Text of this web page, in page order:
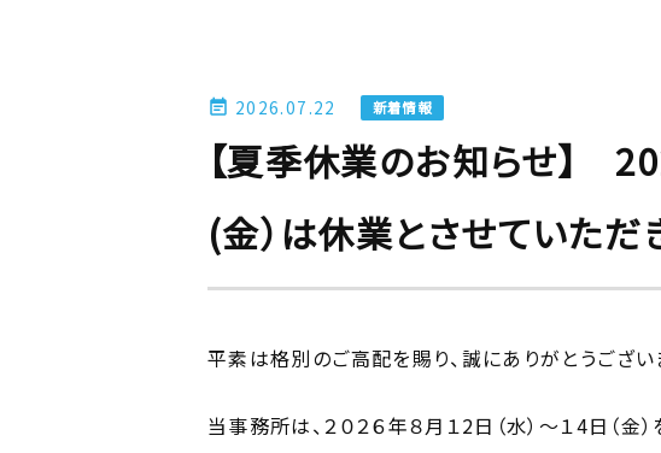
event_note 2026.07.22 新着情報
【夏季休業のお知らせ】
(金）は休業とさせていただ
平素は格別のご高配を賜り、誠にありがとうござい
当事務所は、２０２６年８月１2日（水）～１4日（金